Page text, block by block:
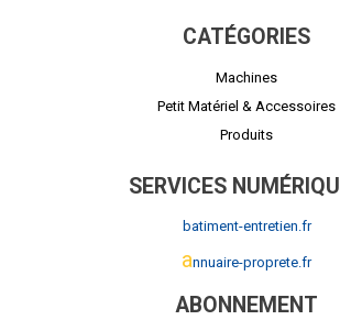
CATÉGORIES
Machines
Petit Matériel & Accessoires
Produits
SERVICES
batiment-entretien.fr
annuaire-proprete.fr
ABONNEMENT